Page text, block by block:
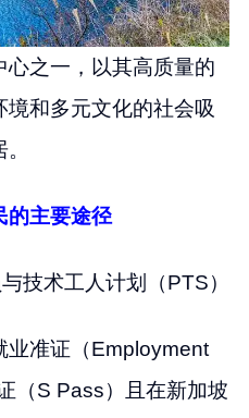
心之一，以其高质量的
和多元文化的社会吸
的主要途径
技术工人计划（PTS）
业准证（Employment
（S Pass）且在新加坡